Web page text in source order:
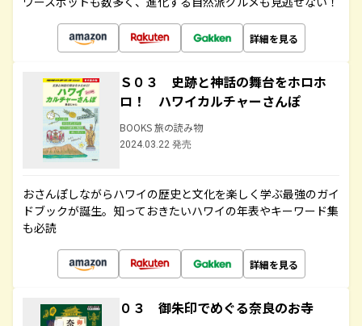
詳細を見る
Ｓ０３ 史跡と神話の舞台をホロホ
ロ！ ハワイカルチャーさんぽ
BOOKS 旅の読み物
2024.03.22 発売
おさんぽしながらハワイの歴史と文化を楽しく学ぶ最強のガイ
ドブックが誕生。知っておきたいハワイの年表やキーワード集
も必読
詳細を見る
０３ 御朱印でめぐる奈良のお寺